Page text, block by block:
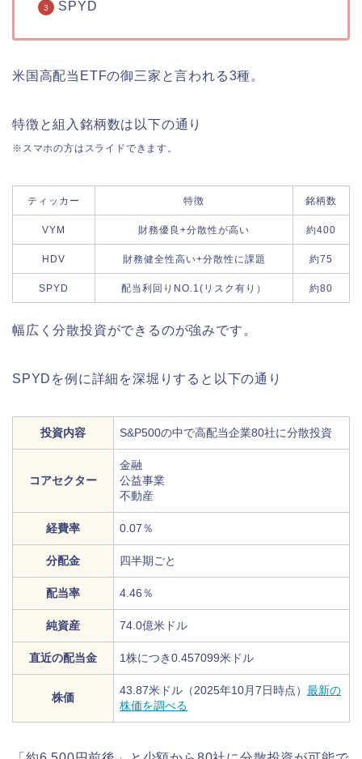
SPYD
米国高配当ETFの御三家と言われる3種。
特徴と組入銘柄数は以下の通り
※スマホの方はスライドできます。
ティッカー 特徴 銘柄数
VYM 財務優良+分散性が高い 約400
HDV 財務健全性高い+分散性に課題 約75
SPYD 配当利回りNO.1(リスク有り） 約80
幅広く分散投資ができるのが強みです。
SPYDを例に詳細を深堀りすると以下の通り
投資内容 S&P500の中で高配当企業80社に分散投資
コアセクター
金融
公益事業
不動産
経費率 0.07％
分配金 四半期ごと
配当率 4.46％
純資産 74.0億米ドル
直近の配当金 1株につき0.457099米ドル
株価
43.87米ドル（2025年10月7日時点） 最新の
株価を調べる